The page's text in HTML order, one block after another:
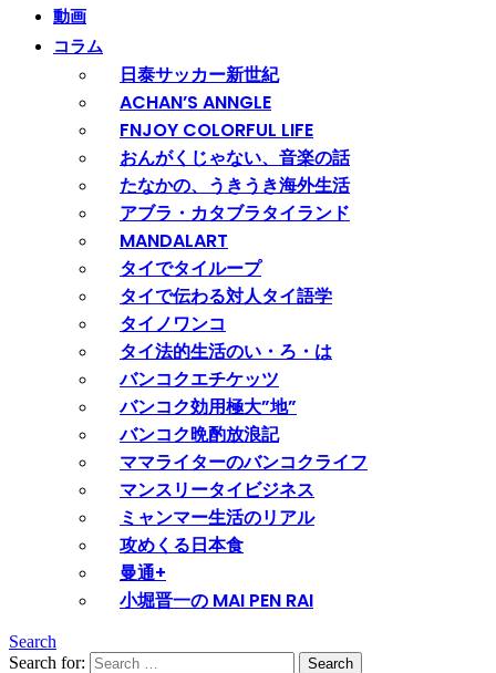
動画
コラム
日泰サッカー新世紀
ACHAN’S ANNGLE
FNJOY COLORFUL LIFE
おんがくじゃない、音楽の話
たなかの、うきうき海外生活
アブラ・カタブラタイランド
MANDALART
タイでタイループ
タイで伝わる対人タイ語学
タイノワンコ
タイ法的生活のい・ろ・は
バンコクエチケッツ
バンコク効用極大”地”
バンコク晩酌放浪記
ママライターのバンコクライフ
マンスリータイビジネス
ミャンマー生活のリアル
攻めくる日本食
曼通+
小堀晋一の MAI PEN RAI
Search
Search for:
Search